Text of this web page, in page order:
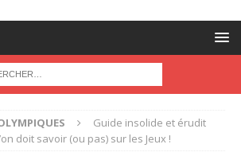
Guide insolide et érudit
doit savoir (ou pas) sur les Jeux !